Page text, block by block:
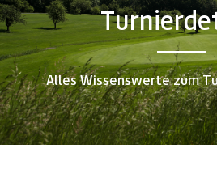
Alles Wissenswerte zum